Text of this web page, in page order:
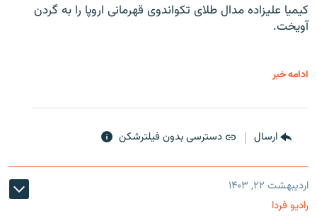
کیمیا علیزاده مدال طلای تکواندوی قهرمانی اروپا را به گردن
آویخت.
ادامه خبر
ارسال دسترسی بدون فیلترشکن
اردیبهشت ۲۲, ۱۴۰۳
رادیو فردا